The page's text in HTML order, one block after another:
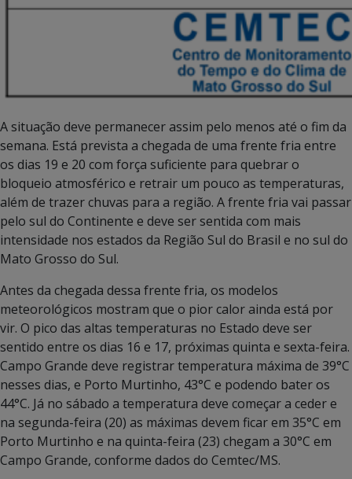
A situação deve permanecer assim pelo menos até o fim da
semana. Está prevista a chegada de uma frente fria entre
os dias 19 e 20 com força suficiente para quebrar o
bloqueio atmosférico e retrair um pouco as temperaturas,
além de trazer chuvas para a região. A frente fria vai passar
pelo sul do Continente e deve ser sentida com mais
intensidade nos estados da Região Sul do Brasil e no sul do
Mato Grosso do Sul.
Antes da chegada dessa frente fria, os modelos
meteorológicos mostram que o pior calor ainda está por
vir. O pico das altas temperaturas no Estado deve ser
sentido entre os dias 16 e 17, próximas quinta e sexta-feira.
Campo Grande deve registrar temperatura máxima de 39°C
nesses dias, e Porto Murtinho, 43°C e podendo bater os
44°C. Já no sábado a temperatura deve começar a ceder e
na segunda-feira (20) as máximas devem ficar em 35°C em
Porto Murtinho e na quinta-feira (23) chegam a 30°C em
Campo Grande, conforme dados do Cemtec/MS.